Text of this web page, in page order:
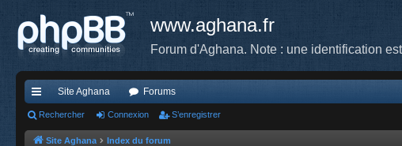
www.aghana.fr
Forum d'Aghana. Note : une identification
cc
ès
Site Aghana Forums
Rechercher Connexion S’enregistrer
Site Aghana Index du forum